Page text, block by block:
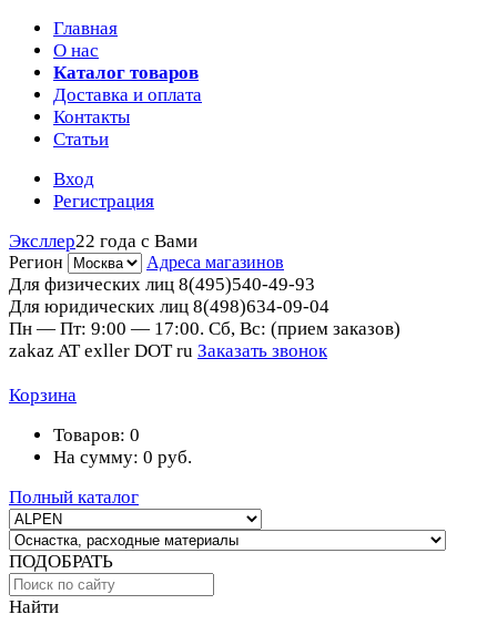
Главная
О нас
Каталог товаров
Доставка и оплата
Контакты
Статьи
Вход
Регистрация
Эксллер22 года с Вами
Регион Адреса магазинов
Для физических лиц 8(495)540-49-93
Для юридических лиц 8(498)634-09-04
Пн — Пт: 9:00 — 17:00. Сб, Вс: (прием заказов)
zakaz AT exller DOT ru Заказать звонок
Корзина
Товаров: 0
На сумму: 0 руб.
Полный каталог
ПОДОБРАТЬ
Найти